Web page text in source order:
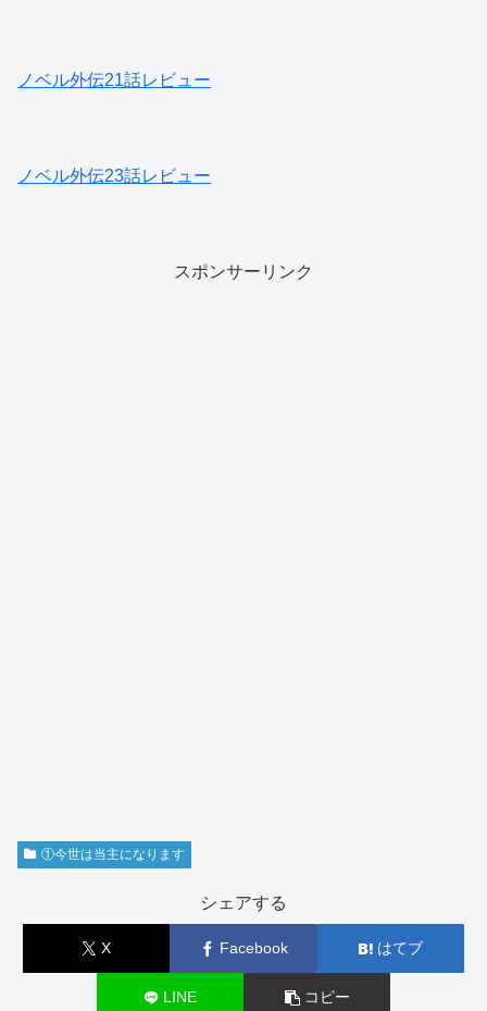
ノベル外伝21話レビュー
ノベル外伝23話レビュー
スポンサーリンク
①今世は当主になります
シェアする
X Facebook はてブ
LINE コピー